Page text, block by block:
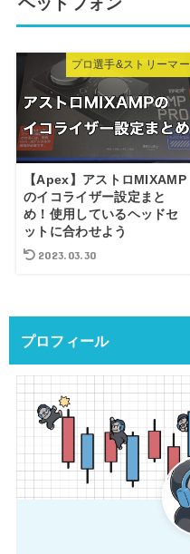
プロ選手&ストリーマー
【Apex】アストロMIXAMP
のイコライザー設定まと
め！使用しているヘッドセ
ットに合わせよう
2023.03.30
プロフィール